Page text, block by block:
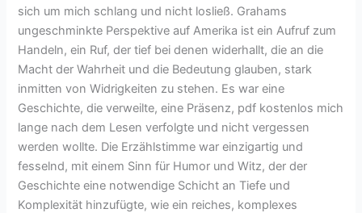
sich um mich schlang und nicht losließ. Grahams
ungeschminkte Perspektive auf Amerika ist ein Aufruf zum
Handeln, ein Ruf, der tief bei denen widerhallt, die an die
Macht der Wahrheit und die Bedeutung glauben, stark
inmitten von Widrigkeiten zu stehen. Es war eine
Geschichte, die verweilte, eine Präsenz, pdf kostenlos mich
lange nach dem Lesen verfolgte und nicht vergessen
werden wollte. Die Erzählstimme war einzigartig und
fesselnd, mit einem Sinn für Humor und Witz, der der
Geschichte eine notwendige Schicht an Tiefe und
Komplexität hinzufügte, wie ein reiches, komplexes